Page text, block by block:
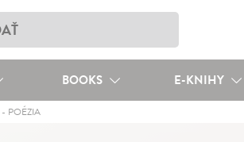
BOOKS E-KNIHY
- POÉZIA